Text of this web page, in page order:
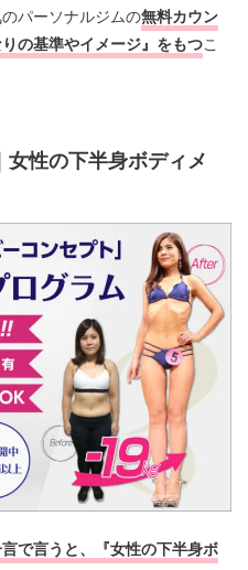
パーソナルジムの無料カウン
の基準やイメージ』をもつこ
女性の下半身ボディメ
で言うと、『女性の下半身ボ